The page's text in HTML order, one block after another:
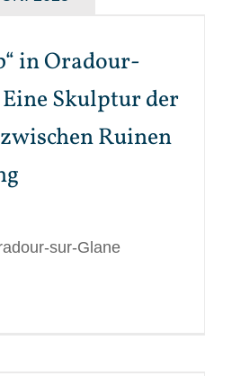
in Oradour-
Skulptur der
Ruinen
sur-Glane